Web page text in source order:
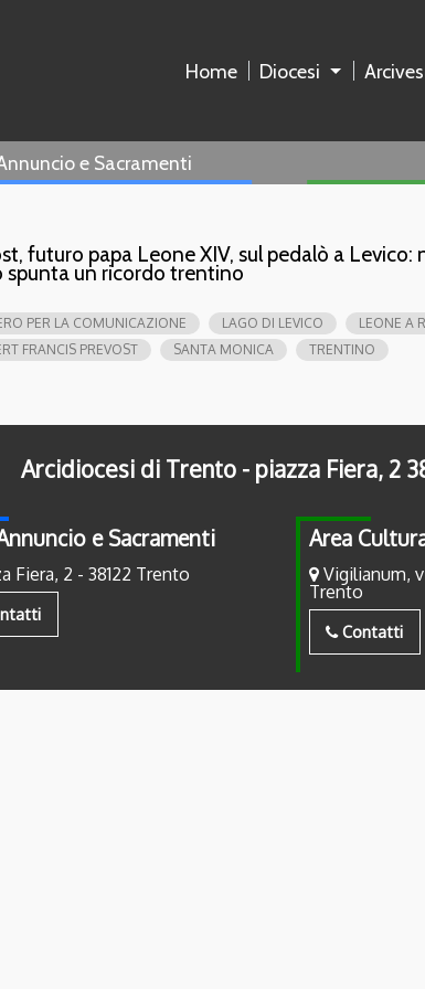
Home Diocesi
e Sacramenti
futuro papa Leone XIV, sul pedalò a Levico:
un ricordo trentino
PER LA COMUNICAZIONE LAGO DI LEVICO
LEONE A
FRANCIS PREVOST SANTA MONICA
TRENTINO
Arcidiocesi di Trento - piazza Fiera, 2
e Sacramenti
Fiera, 2 - 38122 Trento
Area
Vigilianum,
Trento
Contatti